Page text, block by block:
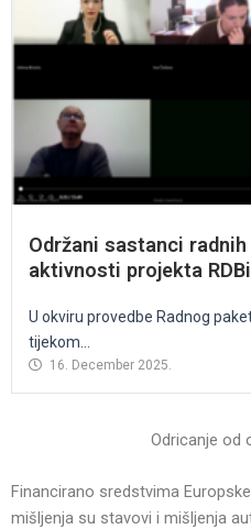
Održani sastanci
aktivnosti projekta
U okviru provedbe Radnog
tijekom...
16. December 2025.
Odricanje od
Financirano sredstvima
mišljenja su stavovi i mišljenja